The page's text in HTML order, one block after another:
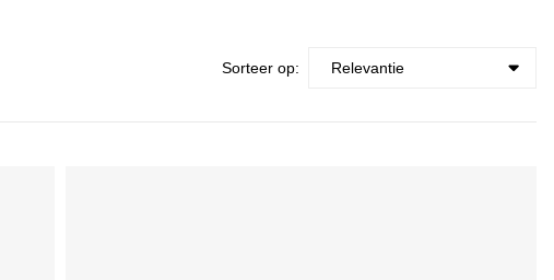
Sorteer op: